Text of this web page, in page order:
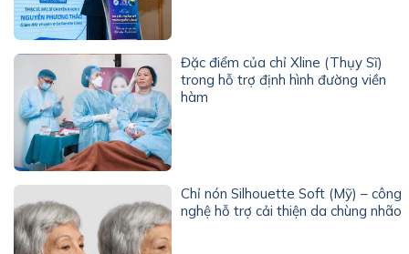
Đặc điểm của chỉ Xline (Thụy Sĩ)
trong hỗ trợ định hình đường viền
hàm
Chỉ nón Silhouette Soft (Mỹ) – công
nghệ hỗ trợ cải thiện da chùng nhão